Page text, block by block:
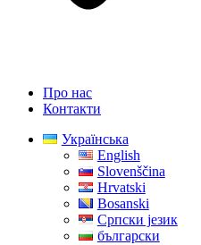
Про нас
Контакти
Українська
English
Slovenščina
Hrvatski
Bosanski
Српски језик
български